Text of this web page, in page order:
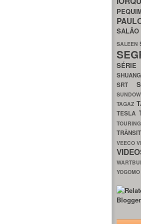
SALEEN
SRT
TAGAZ
TESLA
VEECO
YOGOMO